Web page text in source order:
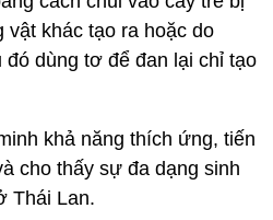
vật khác tạo ra hoặc do
đó dùng tơ để đan lại chỉ tạo
khả năng thích ứng, tiến
cho thấy sự đa dạng sinh
Thái Lan.